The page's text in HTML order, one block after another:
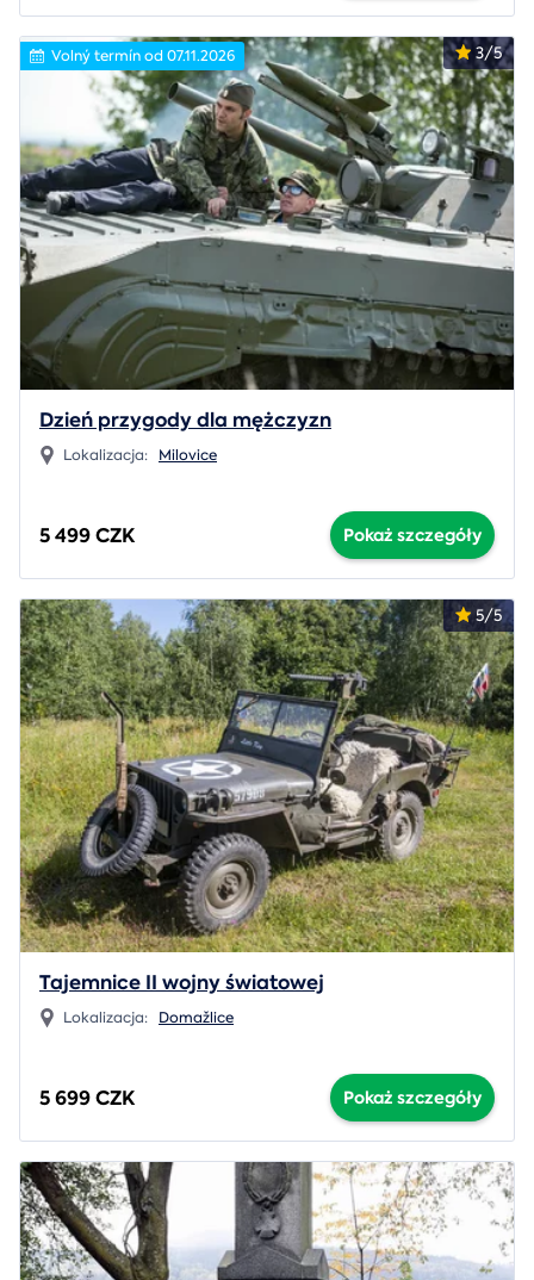
3/5
Volný termín od 07.11.2026
Dzień przygody dla mężczyzn
Lokalizacja: Milovice
5 499 CZK Pokaż szczegóły
5/5
Tajemnice II wojny światowej
Lokalizacja: Domažlice
5 699 CZK Pokaż szczegóły